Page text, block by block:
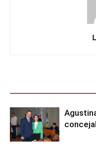
concejal